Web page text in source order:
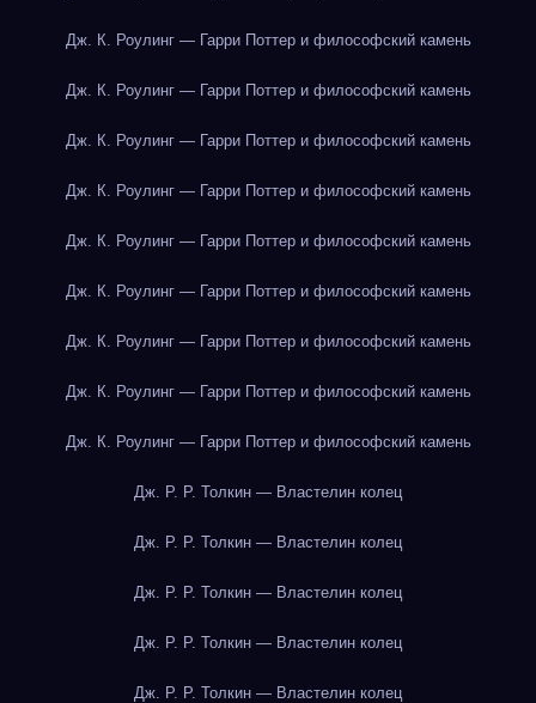
Дж. К. Роулинг — Гарри Поттер и философский камень
Дж. К. Роулинг — Гарри Поттер и философский камень
Дж. К. Роулинг — Гарри Поттер и философский камень
Дж. К. Роулинг — Гарри Поттер и философский камень
Дж. К. Роулинг — Гарри Поттер и философский камень
Дж. К. Роулинг — Гарри Поттер и философский камень
Дж. К. Роулинг — Гарри Поттер и философский камень
Дж. К. Роулинг — Гарри Поттер и философский камень
Дж. К. Роулинг — Гарри Поттер и философский камень
Дж. Р. Р. Толкин — Властелин колец
Дж. Р. Р. Толкин — Властелин колец
Дж. Р. Р. Толкин — Властелин колец
Дж. Р. Р. Толкин — Властелин колец
Дж. Р. Р. Толкин — Властелин колец